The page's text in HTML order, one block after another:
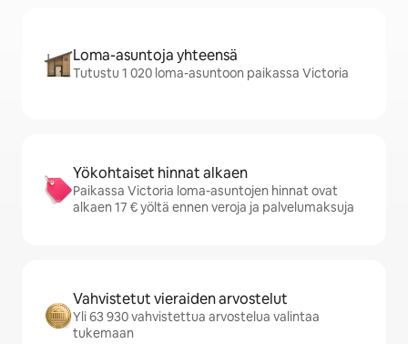
Loma-asuntoja yhteensä
Tutustu 1 020 loma-asuntoon paikassa Victoria
Yökohtaiset hinnat alkaen
Paikassa Victoria loma-asuntojen hinnat ovat
alkaen 17 € yöltä ennen veroja ja palvelumaksuja
Vahvistetut vieraiden arvostelut
Yli 63 930 vahvistettua arvostelua valintaa
tukemaan